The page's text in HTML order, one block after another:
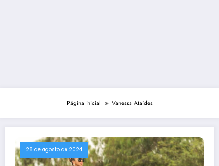
Página inicial Vanessa Ataídes
28 de agosto de 2024